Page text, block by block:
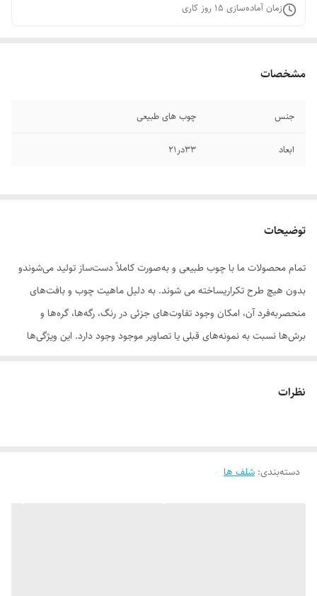
زمان آماده‌سازی 15 روز کاری
مشخصات
جنس چوب های طبیعی
ابعاد 33در21
توضیحات
تمام محصولات ما با چوب طبیعی و به‌صورت کاملاً دست‌ساز تولید می‌شوندو
بدون هیچ طرح تکراریساخته می شوند. به دلیل ماهیت چوب و بافت‌های
منحصر‌به‌فرد آن، امکان وجود تفاوت‌های جزئی در رنگ، رگه‌ها، گره‌ها و
برش‌ها نسبت به نمونه‌های قبلی یا تصاویر موجود وجود دارد. این ویژگی‌ها
نمونه دیگری دقیقاً مثل اون وجود ندارد
نظرات
دسته‌بندی: شلف ها